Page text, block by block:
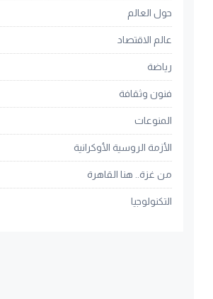
حول العالم
عالم الاقتصاد
رياضة
فنون وثقافة
المنوعات
الأزمة الروسية الأوكرانية
من غزة.. هنا القاهرة
التكنولوجيا